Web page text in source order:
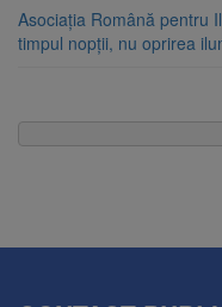
Asociația Română pentru
timpul nopții, nu oprirea